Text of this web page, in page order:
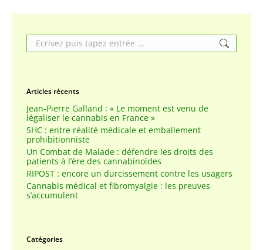
Search:
Articles récents
Jean-Pierre Galland : « Le moment est venu de
légaliser le cannabis en France »
SHC : entre réalité médicale et emballement
prohibitionniste
Un Combat de Malade : défendre les droits des
patients à l’ère des cannabinoïdes
RIPOST : encore un durcissement contre les usagers
Cannabis médical et fibromyalgie : les preuves
s’accumulent
Catégories